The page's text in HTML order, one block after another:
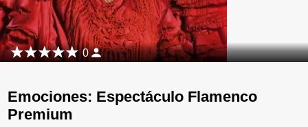
0
Emociones: Espectáculo Flamenco
Premium